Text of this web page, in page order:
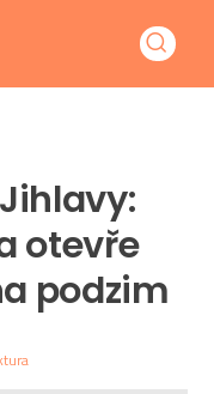
otevře
podzim